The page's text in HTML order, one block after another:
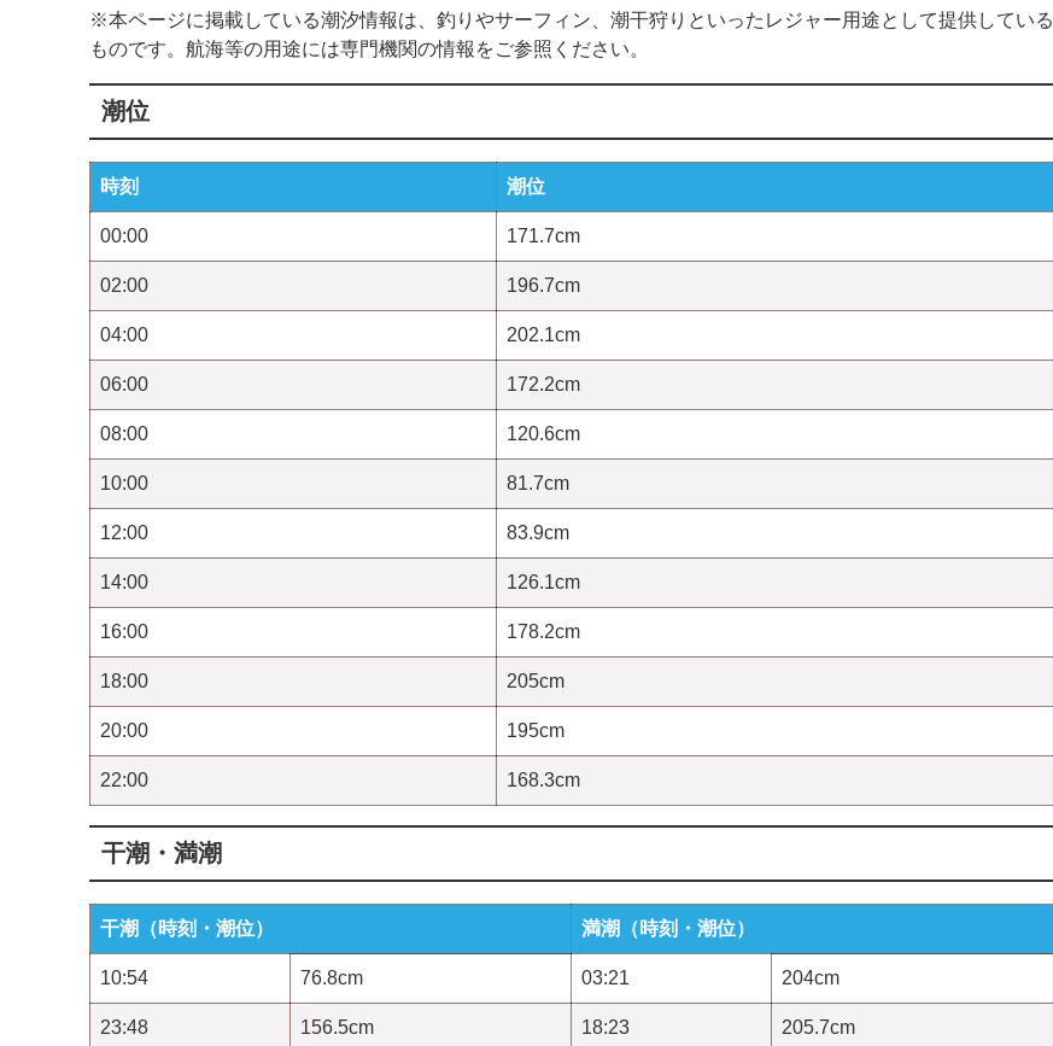
※本ページに掲載している潮汐情報は、釣りやサーフィン、潮干狩りといったレジャー用途として提供している
ものです。航海等の用途には専門機関の情報をご参照ください。
潮位
時刻 潮位
00:00 171.7cm
02:00 196.7cm
04:00 202.1cm
06:00 172.2cm
08:00 120.6cm
10:00 81.7cm
12:00 83.9cm
14:00 126.1cm
16:00 178.2cm
18:00 205cm
20:00 195cm
22:00 168.3cm
干潮・満潮
干潮（時刻・潮位） 満潮（時刻・潮位）
10:54 76.8cm 03:21 204cm
23:48 156.5cm 18:23 205.7cm